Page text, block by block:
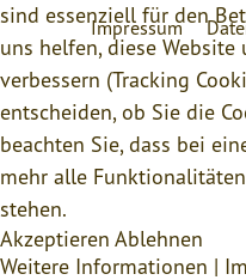
Impressum
sind essenziell für den
uns helfen, diese
verbessern (Tracking
entscheiden, ob Sie die
beachten Sie, dass bei
mehr alle
stehen.
Akzeptieren Ablehnen
Weitere Informationen |